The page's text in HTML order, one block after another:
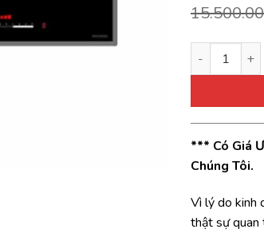
Bếp Từ
*** Có Giá
Chúng Tôi.
Vì lý do kinh
thật sự quan